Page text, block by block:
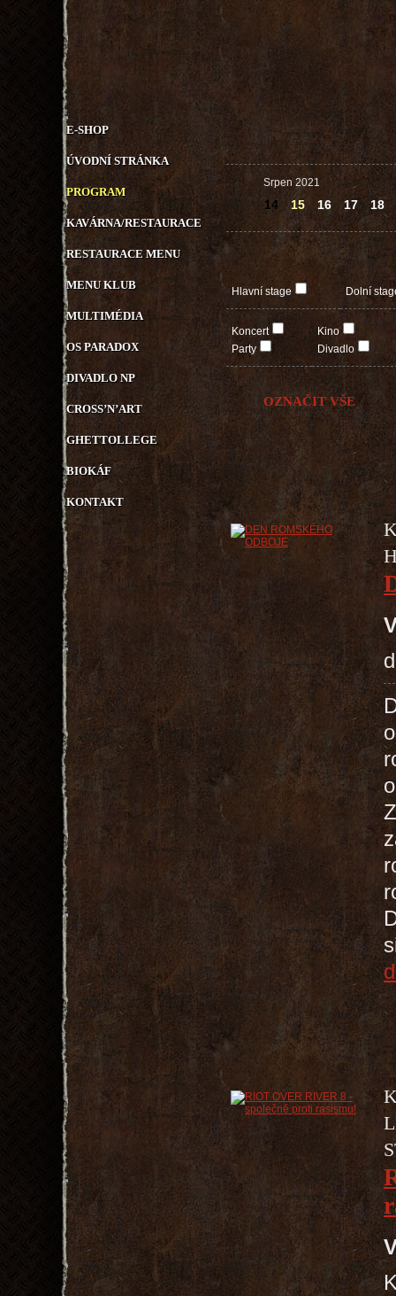
E-SHOP
ÚVODNÍ STRÁNKA
PROGRAM
KAVÁRNA/RESTAURACE
RESTAURACE MENU
MENU KLUB
MULTIMÉDIA
OS PARADOX
DIVADLO NP
CROSS’N’ART
GHETTOLLEGE
BIOKÁF
KONTAKT
Srpen 2021
14 15 16 17 18
Hlavní stage Dolní
Koncert
Party
Kino
Divadlo
OZNAČIT VŠE